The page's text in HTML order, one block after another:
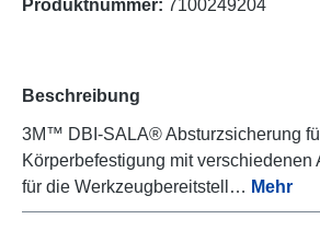
Produktnummer: 7100249204
Beschreibung
3M™ DBI-SALA® Absturzsicherung
Körperbefestigung mit verschiedenen
für die Werkzeugbereitstell… Mehr